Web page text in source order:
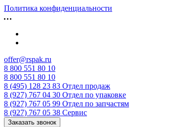
Политика конфиденциальности
offer@rspak.ru
8 800 551 80 10
8 800 551 80 10
8 (495) 128 23 83 Отдел продаж
8 (927) 767 04 30 Отдел по упаковке
8 (927) 767 05 99 Отдел по запчастям
8 (927) 767 05 38 Сервис
Заказать звонок